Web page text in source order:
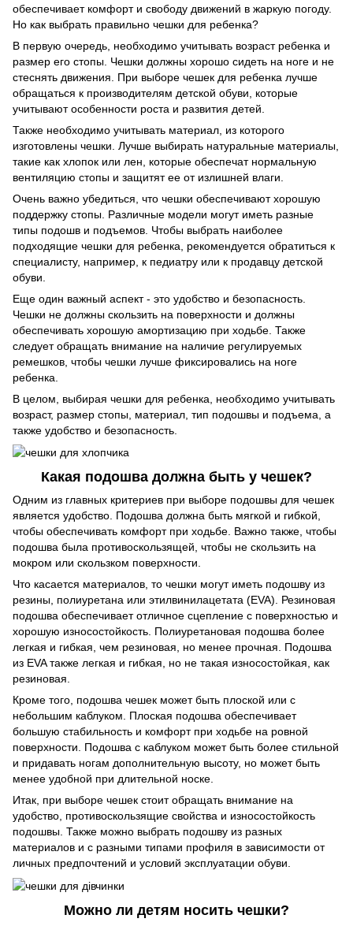
обеспечивает комфорт и свободу движений в жаркую погоду.
Но как выбрать правильно чешки для ребенка?
В первую очередь, необходимо учитывать возраст ребенка и
размер его стопы. Чешки должны хорошо сидеть на ноге и не
стеснять движения. При выборе чешек для ребенка лучше
обращаться к производителям детской обуви, которые
учитывают особенности роста и развития детей.
Также необходимо учитывать материал, из которого
изготовлены чешки. Лучше выбирать натуральные материалы,
такие как хлопок или лен, которые обеспечат нормальную
вентиляцию стопы и защитят ее от излишней влаги.
Очень важно убедиться, что чешки обеспечивают хорошую
поддержку стопы. Различные модели могут иметь разные
типы подошв и подъемов. Чтобы выбрать наиболее
подходящие чешки для ребенка, рекомендуется обратиться к
специалисту, например, к педиатру или к продавцу детской
обуви.
Еще один важный аспект - это удобство и безопасность.
Чешки не должны скользить на поверхности и должны
обеспечивать хорошую амортизацию при ходьбе. Также
следует обращать внимание на наличие регулируемых
ремешков, чтобы чешки лучше фиксировались на ноге
ребенка.
В целом, выбирая чешки для ребенка, необходимо учитывать
возраст, размер стопы, материал, тип подошвы и подъема, а
также удобство и безопасность.
Какая подошва должна быть у чешек?
Одним из главных критериев при выборе подошвы для чешек
является удобство. Подошва должна быть мягкой и гибкой,
чтобы обеспечивать комфорт при ходьбе. Важно также, чтобы
подошва была противоскользящей, чтобы не скользить на
мокром или скользком поверхности.
Что касается материалов, то чешки могут иметь подошву из
резины, полиуретана или этилвинилацетата (EVA). Резиновая
подошва обеспечивает отличное сцепление с поверхностью и
хорошую износостойкость. Полиуретановая подошва более
легкая и гибкая, чем резиновая, но менее прочная. Подошва
из EVA также легкая и гибкая, но не такая износостойкая, как
резиновая.
Кроме того, подошва чешек может быть плоской или с
небольшим каблуком. Плоская подошва обеспечивает
большую стабильность и комфорт при ходьбе на ровной
поверхности. Подошва с каблуком может быть более стильной
и придавать ногам дополнительную высоту, но может быть
менее удобной при длительной носке.
Итак, при выборе чешек стоит обращать внимание на
удобство, противоскользящие свойства и износостойкость
подошвы. Также можно выбрать подошву из разных
материалов и с разными типами профиля в зависимости от
личных предпочтений и условий эксплуатации обуви.
Можно ли детям носить чешки?